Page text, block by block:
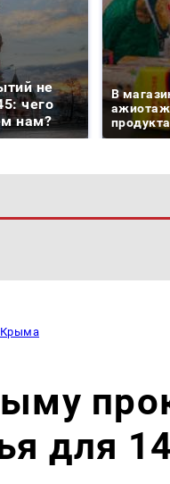
не
чего
нам?
В
ажиотаж
Крыма
для